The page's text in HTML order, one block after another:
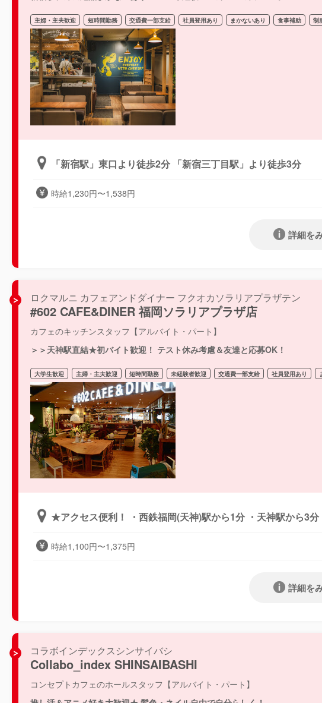
主婦・主夫歓迎 短時間勤務 交通費一部支給 社員登用あり まかないあり 食事補助 制
「新宿駅」東口より徒歩2分 「新宿三丁目駅」より徒歩3分
時給1,230円〜1,538円
詳細を
ロクマルニ カフェアンドダイナー フクオカソラリアプラザテン
#602 CAFE&DINER 福岡ソラリアプラザ店
カフェのキッチンスタッフ【アルバイト・パート】
＞＞天神駅直結★初バイト歓迎！ テスト休み考慮＆友達と応募OK！
大学生歓迎 主婦・主夫歓迎 短時間勤務 未経験者歓迎 交通費一部支給 社員登用あり
★アクセス便利！ ・西鉄福岡(天神)駅から1分 ・天神駅から3分
時給1,100円〜1,375円
詳細を
コラボインデックスシンサイバシ
Collabo_index SHINSAIBASHI
コンセプトカフェのホールスタッフ【アルバイト・パート】